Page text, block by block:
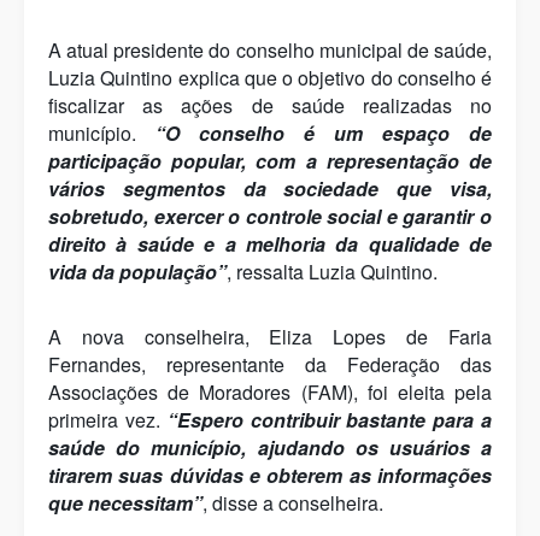
A atual presidente do conselho municipal de saúde,
Luzia Quintino explica que o objetivo do conselho é
fiscalizar as ações de saúde realizadas no
município. “O conselho é um espaço de
participação popular, com a representação de
vários segmentos da sociedade que visa,
sobretudo, exercer o controle social e garantir o
direito à saúde e a melhoria da qualidade de
vida da população”, ressalta Luzia Quintino.
A nova conselheira, Eliza Lopes de Faria
Fernandes, representante da Federação das
Associações de Moradores (FAM), foi eleita pela
primeira vez. “Espero contribuir bastante para a
saúde do município, ajudando os usuários a
tirarem suas dúvidas e obterem as informações
que necessitam”, disse a conselheira.